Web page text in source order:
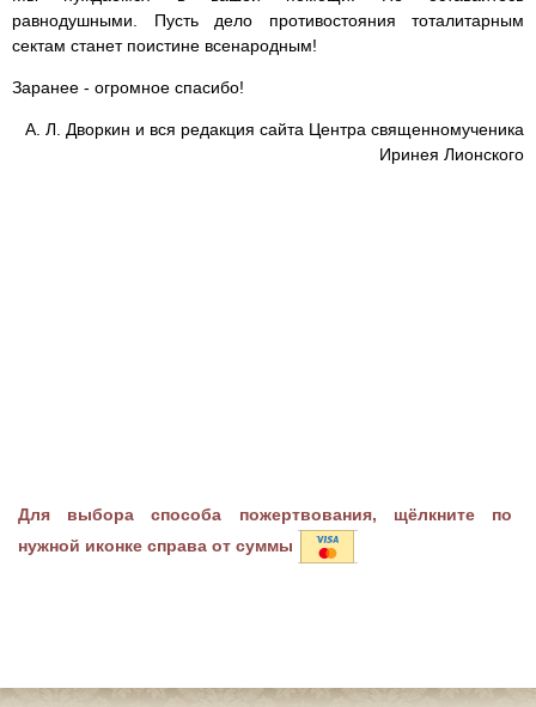
равнодушными. Пусть дело противостояния тоталитарным
сектам станет поистине всенародным!
Заранее - огромное спасибо!
А. Л. Дворкин и вся редакция сайта Центра священномученика
Иринея Лионского
Для выбора способа пожертвования, щёлкните по
нужной иконке справа от суммы